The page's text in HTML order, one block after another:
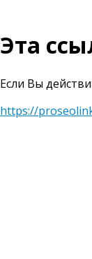
Эта
Если Вы
https://